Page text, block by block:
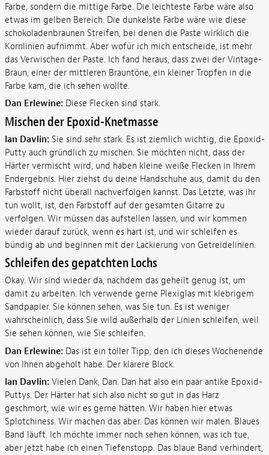
Farbe, sondern die mittige Farbe. Die leichteste Farbe wäre also
etwas im gelben Bereich. Die dunkelste Farbe wäre wie diese
schokoladenbraunen Streifen, bei denen die Paste wirklich die
Kornlinien aufnimmt. Aber wofür ich mich entscheide, ist mehr
das Verwischen der Paste. Ich fand heraus, dass zwei der Vintage-
Braun, einer der mittleren Brauntöne, ein kleiner Tropfen in die
Farbe kam, die ich sehen wollte.
Dan Erlewine: Diese Flecken sind stark.
Mischen der Epoxid-Knetmasse
Ian Davlin: Sie sind sehr stark. Es ist ziemlich wichtig, die Epoxid-
Putty auch gründlich zu mischen. Sie möchten nicht, dass der
Härter vermischt wird, und haben kleine weiße Flecken in Ihrem
Endergebnis. Hier ziehst du deine Handschuhe aus, damit du den
Farbstoff nicht überall nachverfolgen kannst. Das Letzte, was ihr
tun wollt, ist, den Farbstoff auf der gesamten Gitarre zu
verfolgen. Wir müssen das aufstellen lassen, und wir kommen
wieder darauf zurück, wenn es hart ist, und wir schleifen es
bündig ab und beginnen mit der Lackierung von Getreidelinien.
Schleifen des gepatchten Lochs
Okay. Wir sind wieder da, nachdem das geheilt genug ist, um
damit zu arbeiten. Ich verwende gerne Plexiglas mit klebrigem
Sandpapier. Sie können sehen, was Sie tun. Es ist weniger
wahrscheinlich, dass Sie wild außerhalb der Linien schleifen, weil
Sie sehen können, wie Sie schleifen.
Dan Erlewine: Das ist ein toller Tipp, den ich dieses Wochenende
von Ihnen abgeholt habe. Der klarere Block.
Ian Davlin: Vielen Dank, Dan. Dan hat also ein paar antike Epoxid-
Puttys. Der Härter hat sich also nicht so gut in das Harz
geschmort, wie wir es gerne hätten. Wir haben hier etwas
Splotchiness. Wir machen das aber. Das können wir malen. Blaues
Band läuft. Ich möchte immer noch sehen können, was ich tue,
aber jetzt habe ich einen Tiefenstopp. Das blaue Band verhindert,